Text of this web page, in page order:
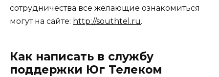
сотрудничества все желающие ознакомиться
могут на сайте: http://southtel.ru.
Как написать в службу
поддержки Юг Телеком